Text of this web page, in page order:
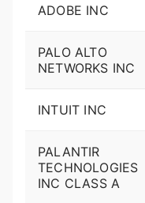
ADOBE INC
PALO ALTO
NETWORKS INC
INTUIT INC
PALANTIR
TECHNOLOGIES
INC CLASS A